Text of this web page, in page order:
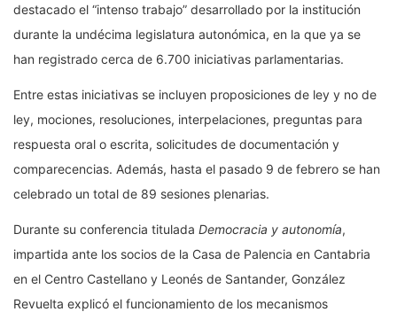
destacado el “intenso trabajo” desarrollado por la institución
durante la undécima legislatura autonómica, en la que ya se
han registrado cerca de 6.700 iniciativas parlamentarias.
Entre estas iniciativas se incluyen proposiciones de ley y no de
ley, mociones, resoluciones, interpelaciones, preguntas para
respuesta oral o escrita, solicitudes de documentación y
comparecencias. Además, hasta el pasado 9 de febrero se han
celebrado un total de 89 sesiones plenarias.
Durante su conferencia titulada Democracia y autonomía,
impartida ante los socios de la Casa de Palencia en Cantabria
en el Centro Castellano y Leonés de Santander, González
Revuelta explicó el funcionamiento de los mecanismos